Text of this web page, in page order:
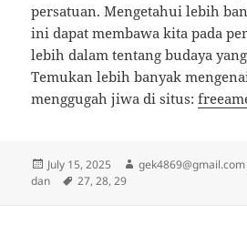
persatuan. Mengetahui lebih
ini dapat membawa kita pada
lebih dalam tentang budaya
Temukan lebih banyak
menggugah jiwa di situs:
Posted
on
July 15, 2025 Author
gek4869@gmail.com
dan
Tags
27,28,29